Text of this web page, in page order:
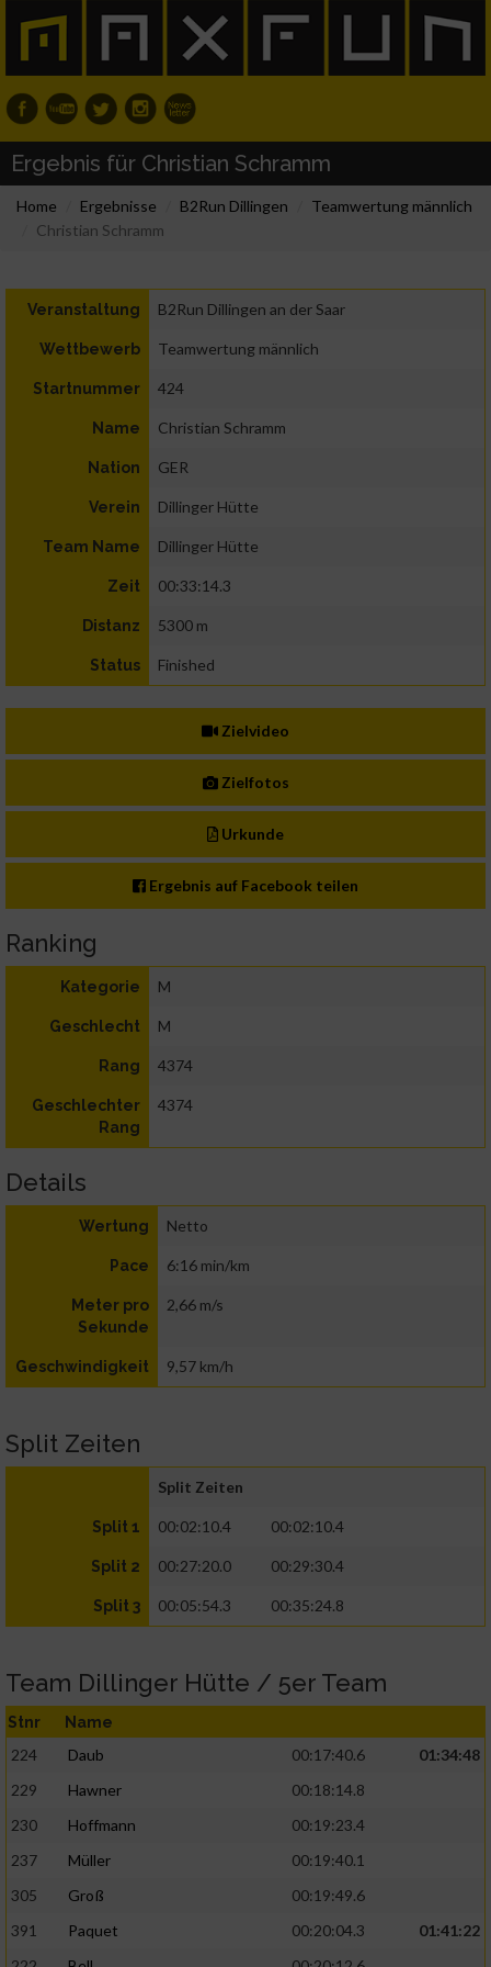
Ergebnis für Christian Schramm
Home Ergebnisse B2Run Dillingen
Teamwertung männlich
Christian Schramm
Veranstaltung B2Run Dillingen an der Saar
Wettbewerb Teamwertung männlich
Startnummer 424
Name Christian Schramm
Nation GER
Verein Dillinger Hütte
Team Name Dillinger Hütte
Zeit 00:33:14.3
Distanz 5300 m
Status Finished
Zielvideo
Zielfotos
Urkunde
Ergebnis auf Facebook teilen
Ranking
Kategorie M
Geschlecht M
Rang 4374
Geschlechter
Rang
4374
Details
Wertung Netto
Pace 6:16 min/km
Meter pro
Sekunde
2,66 m/s
Geschwindigkeit 9,57 km/h
Split Zeiten
Split Zeiten
Split 1 00:02:10.4 00:02:10.4
Split 2 00:27:20.0 00:29:30.4
Split 3 00:05:54.3 00:35:24.8
Team Dillinger Hütte / 5er Team
Stnr Name
224 Daub 00:17:40.6
01:34:48
229
Hawner
00:18:14.8
230
Hoffmann
00:19:23.4
237
Müller
00:19:40.1
305
Groß
00:19:49.6
391
Paquet 00:20:04.3
01:41:22